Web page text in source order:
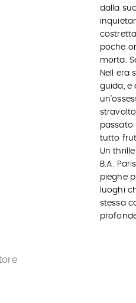
dalla
poche
morta.
Nell era
guida, e
passato
tutto
Un
B.A.
pieghe
luoghi
stessa